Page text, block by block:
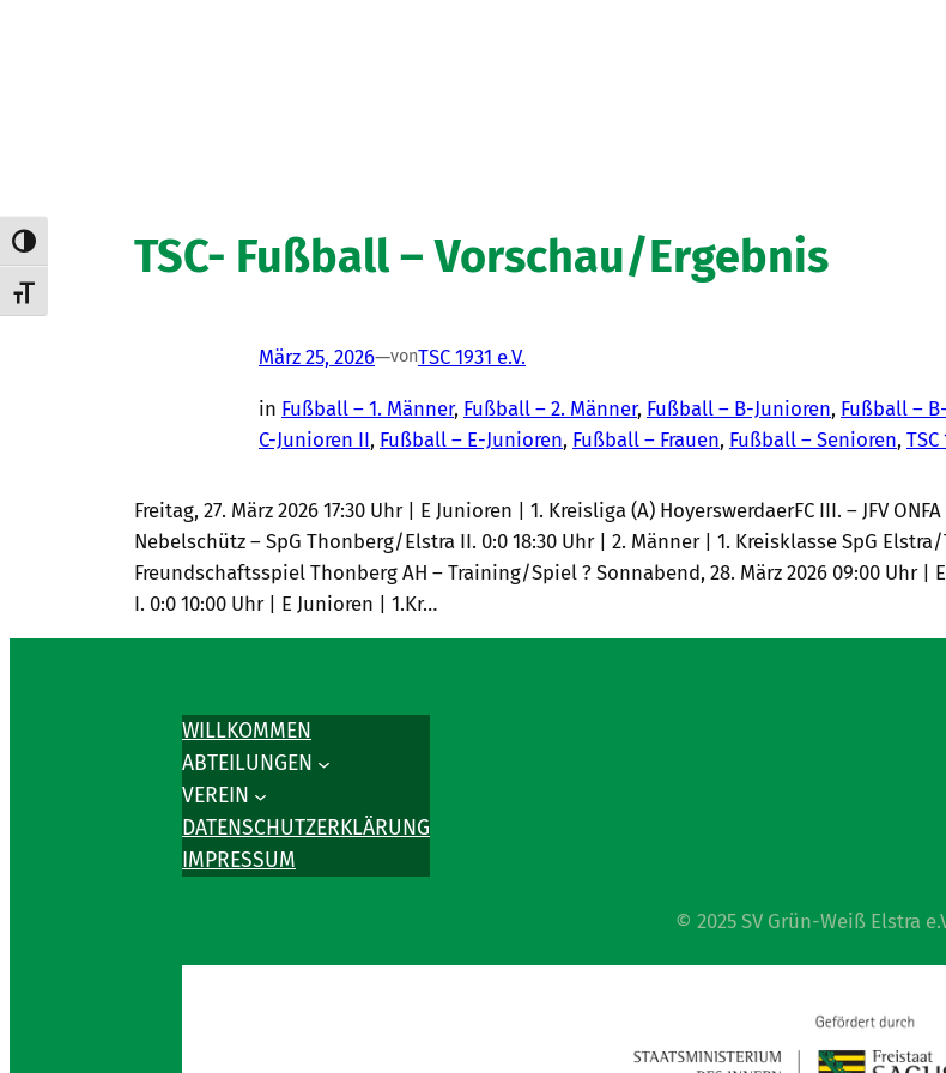
Umschalten auf hohe Kontraste
Schrift vergrößern
TSC- Fußball – Vorschau/Ergebnis
März 25, 2026—vonTSC 1931 e.V.
in Fußball – 1. Männer, Fußball – 2. Männer, Fußball – B-Junioren, Fußball –
C-Junioren II, Fußball – E-Junioren, Fußball – Frauen, Fußball – Senioren,
Freitag, 27. März 2026 17:30 Uhr | E Junioren | 1. Kreisliga (A) HoyerswerdaerFC III. – JFV
Nebelschütz – SpG Thonberg/Elstra II. 0:0 18:30 Uhr | 2. Männer | 1. Kreisklasse SpG
Freundschaftsspiel Thonberg AH – Training/Spiel ? Sonnabend, 28. März 2026 09:00 Uhr | E
I. 0:0 10:00 Uhr | E Junioren | 1.Kr…
WILLKOMMEN
ABTEILUNGEN
VEREIN
DATENSCHUTZERKLÄRUNG
IMPRESSUM
© 2025 SV Grün-Weiß Elstra